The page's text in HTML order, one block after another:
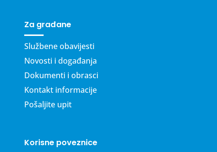
Za građane
Službene obavijesti
Novosti i događanja
Dokumenti i obrasci
Kontakt informacije
Pošaljite upit
Korisne poveznice